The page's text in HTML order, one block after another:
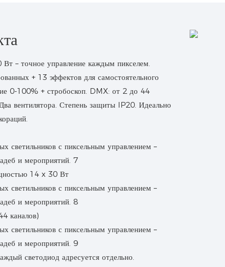
– точное управление каждым пикселем.
+ 13 эффектов для самостоятельного
0-100% + стробоскоп. DMX: от 2 до 44
вентилятора. Степень защиты IP20. Идеально
14 x 30 Вт
каналов)
светодиод адресуется отдельно.